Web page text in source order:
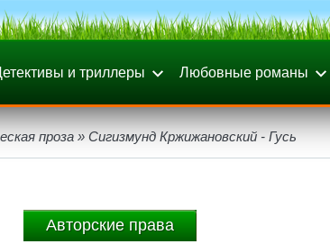
и триллеры Любовные романы
проза » Сигизмунд Кржижановский - Гусь
Авторские права